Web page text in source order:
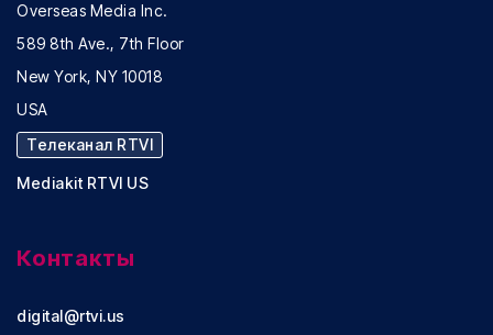
Overseas Media Inc.
589 8th Ave., 7th Floor
New York, NY 10018
USA
Телеканал RTVI
Mediakit RTVI US
Контакты
digital@rtvi.us